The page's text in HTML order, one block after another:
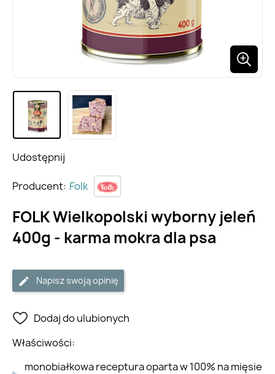
FOLK Wielkopolski wyborny jeleń
400g - karma mokra dla psa
Producent: Folk
Napisz swoją opinię
Dodaj do ulubionych
Właściwości:
monobiałkowa receptura oparta w 100% na mięsie
Udostępnij